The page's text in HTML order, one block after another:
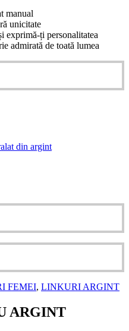
manual
unicitate
exprimă-ți personalitatea
admirată de toată lumea
FEMEI, LINKURI ARGINT
ARGINT